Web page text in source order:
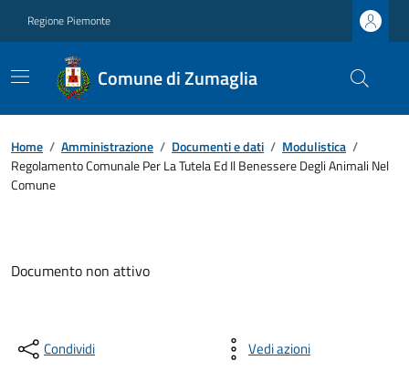
Regione Piemonte
Comune di Zumaglia
Home / Amministrazione / Documenti e dati / Modulistica /
Regolamento Comunale Per La Tutela Ed Il Benessere Degli Animali Nel
Comune
Documento non attivo
Condividi Vedi azioni